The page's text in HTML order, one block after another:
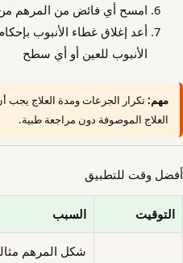
امسح أي فائض من المرهم من
أعد إغلاق غطاء الأنبوب
الأنبوب للعين أو أي سطح
مهم:تكرار الجرعات ومدة العلاج يجب
العلاج الموصوفة دون مراجعة طبية.
أفضل وقت للتطبيق
التوقيت السبب
شكل المرهم